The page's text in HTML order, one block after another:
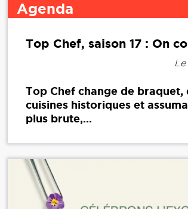
Agenda
Top Chef, saison 17 : On
Top Chef change de braquet,
cuisines historiques et
plus brute,...